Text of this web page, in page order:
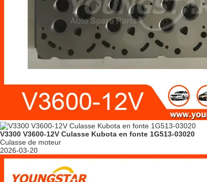
V3300 V3600-12V Culasse Kubota en fonte 1G513-03020
Culasse de moteur
2026-03-20